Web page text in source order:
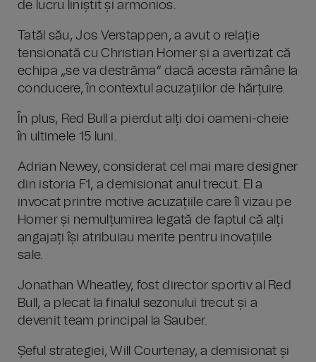
de lucru liniștit și armonios.
Tatăl său, Jos Verstappen, a avut o relație
tensionată cu Christian Horner și a avertizat că
echipa „se va destrăma” dacă acesta rămâne la
conducere, în contextul acuzațiilor de hărțuire.
În plus, Red Bull a pierdut alți doi oameni-cheie
în ultimele 15 luni.
Adrian Newey, considerat cel mai mare designer
din istoria F1, a demisionat anul trecut. El a
invocat printre motive acuzațiile care îl vizau pe
Horner și nemulțumirea legată de faptul că alți
angajați își atribuiau merite pentru inovațiile
sale.
Jonathan Wheatley, fost director sportiv al Red
Bull, a plecat la finalul sezonului trecut și a
devenit team principal la Sauber.
Șeful strategiei, Will Courtenay, a demisionat și